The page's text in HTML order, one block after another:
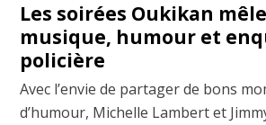
Les soirées Oukikan
musique, humour et
policière
Avec l’envie de partager de bons
d’humour, Michelle Lambert et